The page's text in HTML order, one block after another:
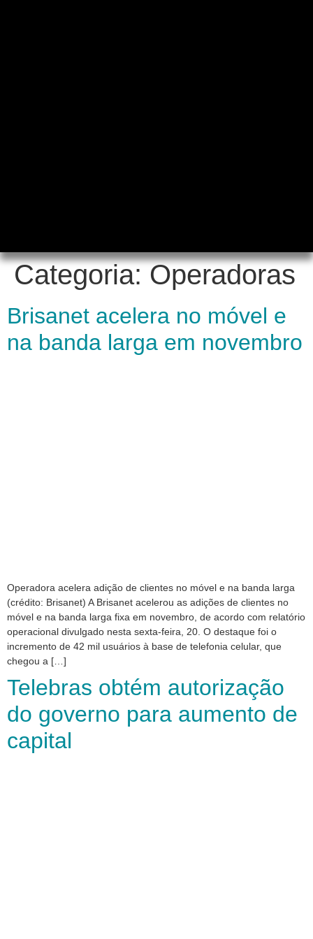
Categoria: Operadoras
Brisanet acelera no móvel e
na banda larga em novembro
Operadora acelera adição de clientes no móvel e na banda larga
(crédito: Brisanet) A Brisanet acelerou as adições de clientes no
móvel e na banda larga fixa em novembro, de acordo com relatório
operacional divulgado nesta sexta-feira, 20. O destaque foi o
incremento de 42 mil usuários à base de telefonia celular, que
chegou a […]
Telebras obtém autorização
do governo para aumento de
capital